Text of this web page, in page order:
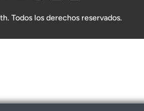
Todos los derechos reservados.